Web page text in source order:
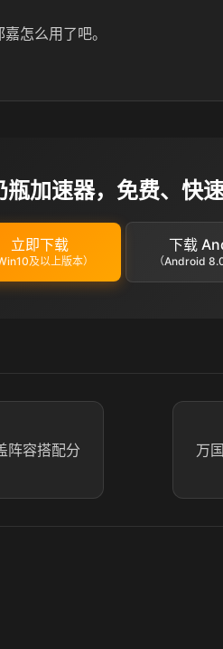
怎么用了吧。
瓶加速器，免费、快
立即下载
及以上版本）
下载
（Android
阵容搭配分
万